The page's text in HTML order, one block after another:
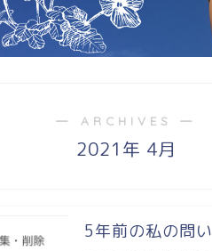
― ARCHIVES ―
2021年 4月
5年前の私の問い